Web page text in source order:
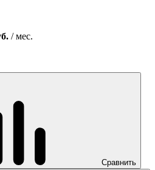
/ мес.
Сравнить